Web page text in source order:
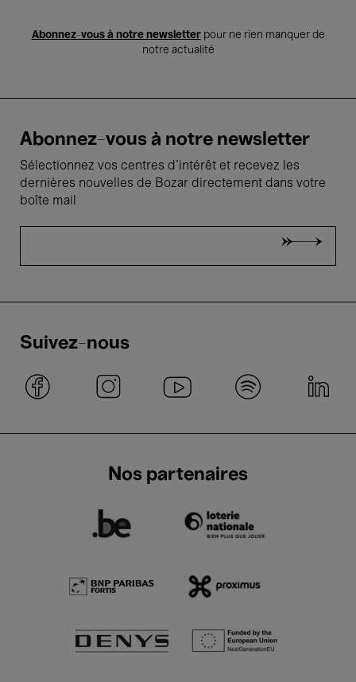
Abonnez-vous à notre newsletterpour ne rien manquer de
notre actualité
Abonnez-vous à notre newsletter
Sélectionnez vos centres d'intérêt et recevez les
dernières nouvelles de Bozar directement dans votre
boîte mail
Suivez-nous
Nos partenaires